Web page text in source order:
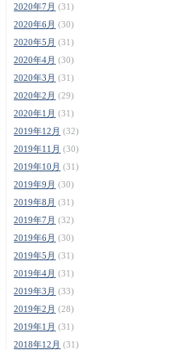
2020年7月 (31)
2020年6月 (30)
2020年5月 (31)
2020年4月 (30)
2020年3月 (31)
2020年2月 (29)
2020年1月 (31)
2019年12月 (32)
2019年11月 (30)
2019年10月 (31)
2019年9月 (30)
2019年8月 (31)
2019年7月 (32)
2019年6月 (30)
2019年5月 (31)
2019年4月 (31)
2019年3月 (33)
2019年2月 (28)
2019年1月 (31)
2018年12月 (31)